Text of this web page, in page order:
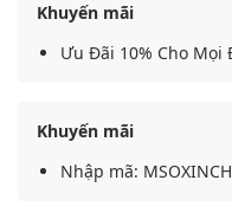
Khuyến mãi
Ưu Đãi 10% Cho Mọi
Khuyến mãi
Nhập mã: